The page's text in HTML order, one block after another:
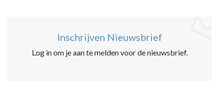
Inschrijven Nieuwsbrief
Log in om je aan te melden voor de nieuwsbrief.